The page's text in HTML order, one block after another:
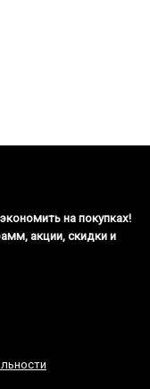
на покупках!
акции, скидки и